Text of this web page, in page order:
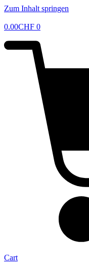
Zum Inhalt springen
0.00CHF 0
Cart